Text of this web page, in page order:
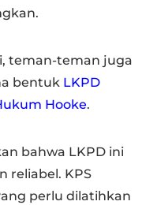
teman-teman juga
bentuk LKPD
Hooke.
bahwa LKPD ini
reliabel. KPS
perlu dilatihkan